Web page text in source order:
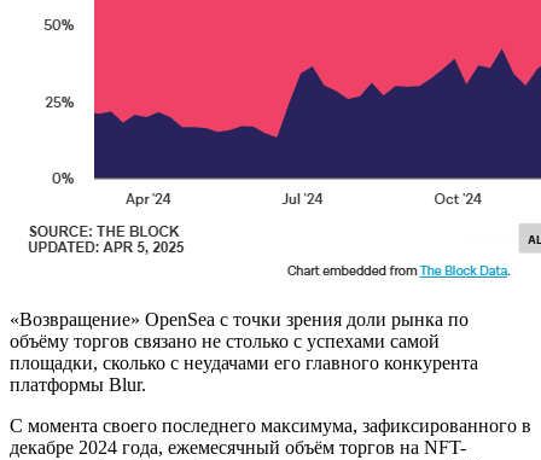
«Возвращение» OpenSea с точки зрения доли рынка по
объёму торгов связано не столько с успехами самой
площадки, сколько с неудачами его главного конкурента
платформы Blur.
С момента своего последнего максимума, зафиксированного в
декабре 2024 года, ежемесячный объём торгов на NFT-